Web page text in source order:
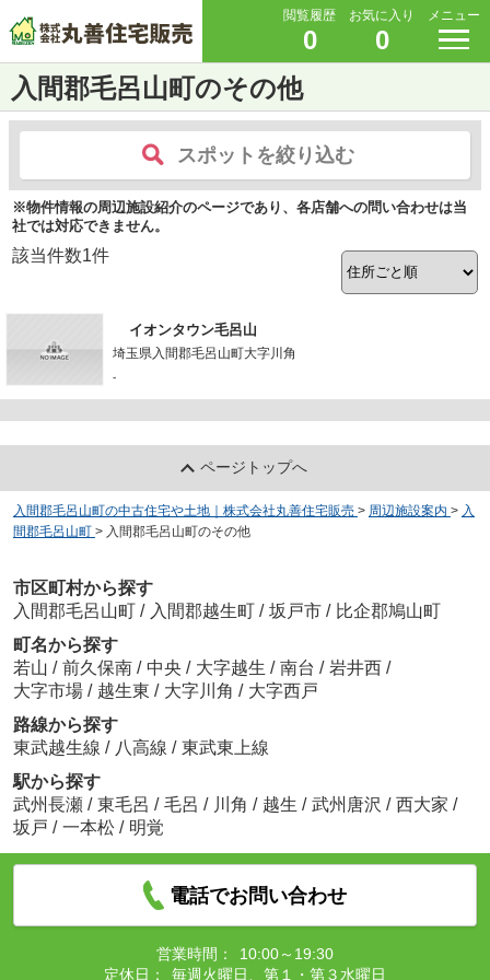
閲覧履歴
0
お気に入り
0
メニュー
入間郡毛呂山町のその他
スポットを絞り込む
※物件情報の周辺施設紹介のページであり、各店舗への問い合わせは当
社では対応できません。
該当件数1件
イオンタウン毛呂山
埼玉県入間郡毛呂山町大字川角
-
ページトップへ
入間郡毛呂山町の中古住宅や土地｜株式会社丸善住宅販売 > 周辺施設案内 > 入
間郡毛呂山町 > 入間郡毛呂山町のその他
市区町村から探す
入間郡毛呂山町 / 入間郡越生町 / 坂戸市 / 比企郡鳩山町
町名から探す
若山 / 前久保南 / 中央 / 大字越生 / 南台 / 岩井西 /
大字市場 / 越生東 / 大字川角 / 大字西戸
路線から探す
東武越生線 / 八高線 / 東武東上線
駅から探す
武州長瀬 / 東毛呂 / 毛呂 / 川角 / 越生 / 武州唐沢 / 西大家 /
坂戸 / 一本松 / 明覚
電話でお問い合わせ
営業時間：
10:00～19:30
定休日：
毎週火曜日、第１・第３水曜日